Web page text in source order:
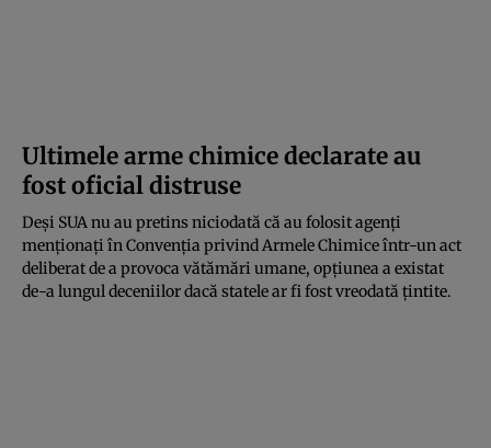
Ultimele arme chimice declarate au
fost oficial distruse
Deși SUA nu au pretins niciodată că au folosit agenți
menționați în Convenția privind Armele Chimice într-un act
deliberat de a provoca vătămări umane, opțiunea a existat
de-a lungul deceniilor dacă statele ar fi fost vreodată țintite.